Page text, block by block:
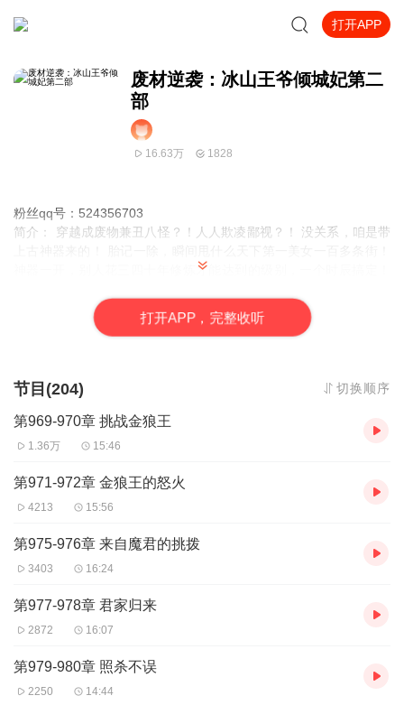
打开APP
废材逆袭：冰山王爷倾城妃第二
部
16.63万 1828
粉丝qq号：524356703
简介：
穿越成废物兼丑八怪？！人人欺凌鄙视？！ 没关系，咱是带
神器一开，别人花三四十年修炼才能达到的级别，一个时辰搞定！
莲花心心念念的天下第一冰山男神，不好意思，已经对她一见钟情
了！ 你家的兽宠很无敌？！不巧，她家的萌宠打遍天下无敌手！ 你
强，坑品保证，放心入坑，不喜勿喷】
打开APP，完整收听
节目(204) 切换顺序
第969-970章 挑战金狼王
1.36万 15:46
第971-972章 金狼王的怒火
4213 15:56
第975-976章 来自魔君的挑拨
3403 16:24
第977-978章 君家归来
2872 16:07
第979-980章 照杀不误
2250 14:44